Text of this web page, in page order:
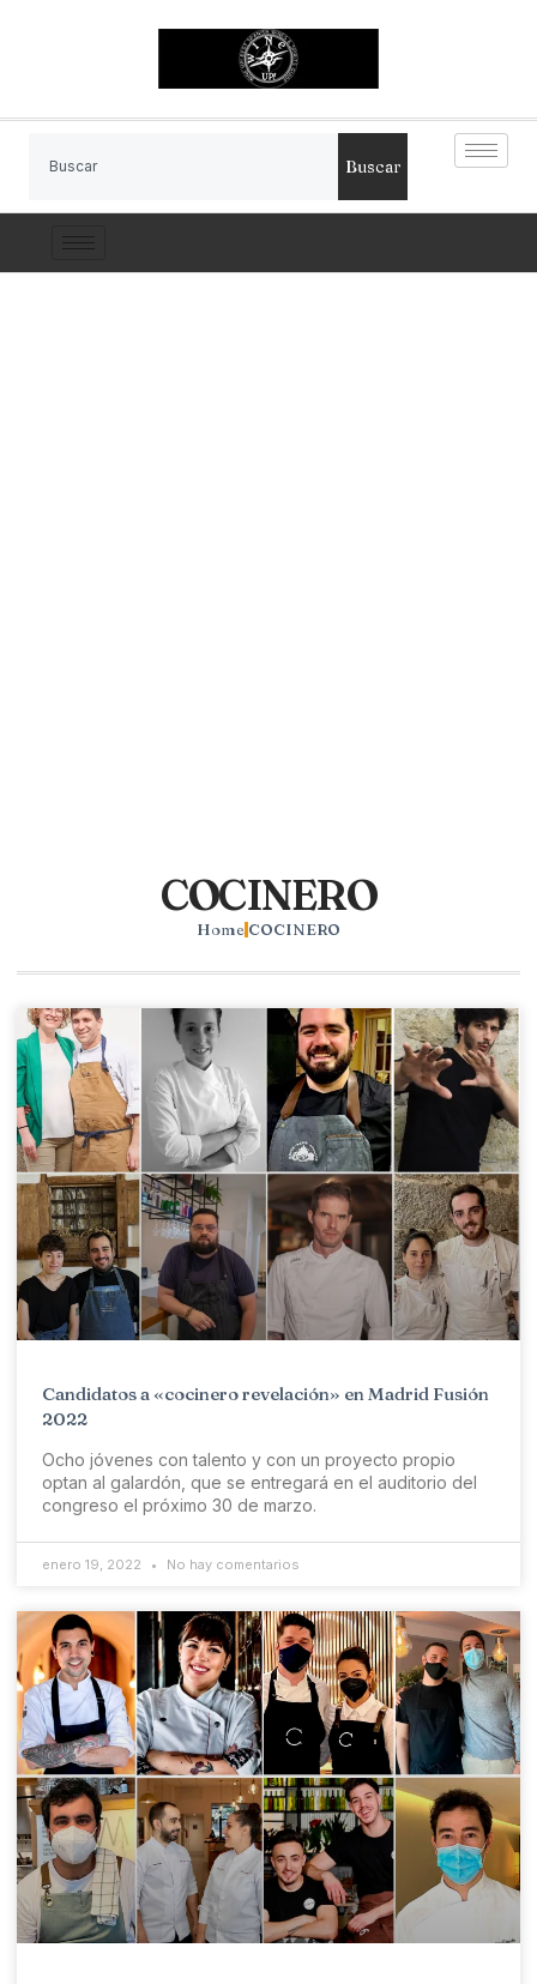
Buscar
COCINERO
Home COCINERO
Candidatos a «cocinero revelación» en Madrid Fusión
2022
Ocho jóvenes con talento y con un proyecto propio
optan al galardón, que se entregará en el auditorio del
congreso el próximo 30 de marzo.
enero 19, 2022 No hay comentarios